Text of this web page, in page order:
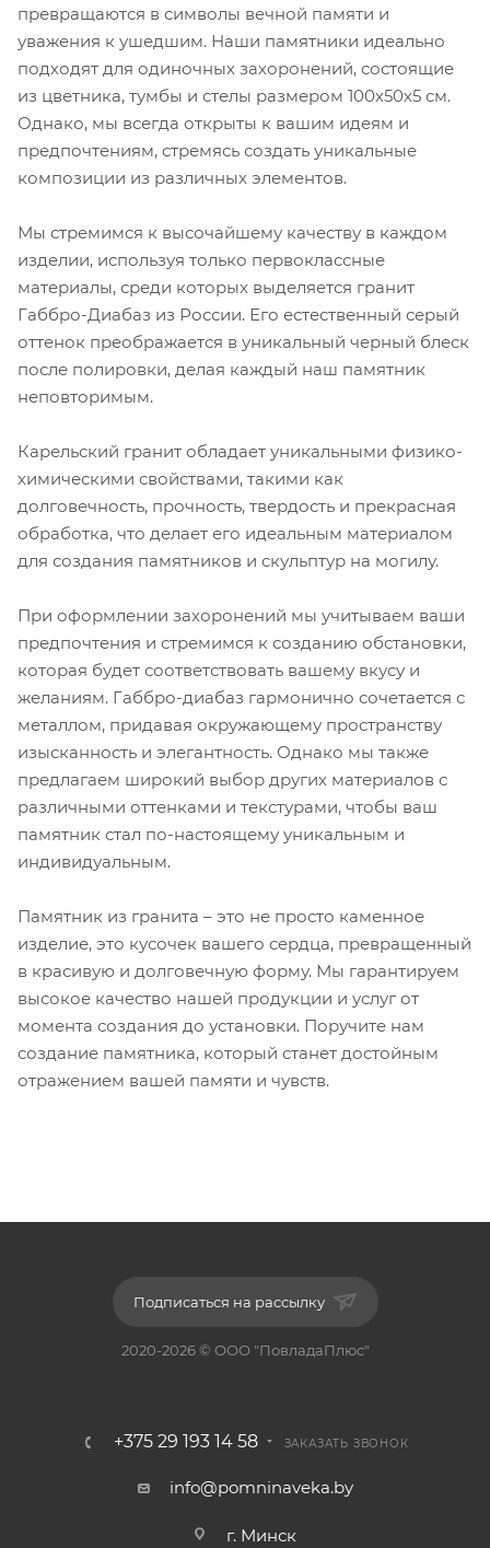
превращаются в символы вечной памяти и
уважения к ушедшим. Наши памятники идеально
подходят для одиночных захоронений, состоящие
из цветника, тумбы и стелы размером 100х50х5 см.
Однако, мы всегда открыты к вашим идеям и
предпочтениям, стремясь создать уникальные
композиции из различных элементов.
Мы стремимся к высочайшему качеству в каждом
изделии, используя только первоклассные
материалы, среди которых выделяется гранит
Габбро-Диабаз из России. Его естественный серый
оттенок преображается в уникальный черный блеск
после полировки, делая каждый наш памятник
неповторимым.
Карельский гранит обладает уникальными физико-
химическими свойствами, такими как
долговечность, прочность, твердость и прекрасная
обработка, что делает его идеальным материалом
для создания памятников и скульптур на могилу.
При оформлении захоронений мы учитываем ваши
предпочтения и стремимся к созданию обстановки,
которая будет соответствовать вашему вкусу и
желаниям. Габбро-диабаз гармонично сочетается с
металлом, придавая окружающему пространству
изысканность и элегантность. Однако мы также
предлагаем широкий выбор других материалов с
различными оттенками и текстурами, чтобы ваш
памятник стал по-настоящему уникальным и
индивидуальным.
Памятник из гранита – это не просто каменное
изделие, это кусочек вашего сердца, превращенный
в красивую и долговечную форму. Мы гарантируем
высокое качество нашей продукции и услуг от
момента создания до установки. Поручите нам
создание памятника, который станет достойным
отражением вашей памяти и чувств.
Подписаться на рассылку
2020-2026 © ООО "ПовладаПлюс"
+375 29 193 14 58 ЗАКАЗАТЬ ЗВОНОК
info@pomninaveka.by
г. Минск